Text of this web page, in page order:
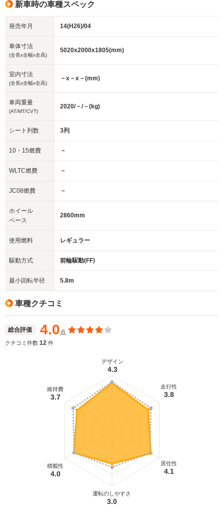
新車時の車種スペック
発売年月 14(H26)/04
車体寸法
(全長x全幅x全高)
5020x2000x1805(mm)
室内寸法
(全長x全幅x全高)
－x－x－(mm)
車両重量
(AT/MT/CVT)
2020/－/－(kg)
シート列数 3列
10・15燃費 －
WLTC燃費 －
JC08燃費 －
ホイール
ベース
2860mm
使用燃料 レギュラー
駆動方式 前輪駆動(FF)
最小回転半径 5.8m
車種クチコミ
総合評価 4.0点
クチコミ件数 12 件
デザイン
4.3
走行性
3.8
居住性
4.1
運転のしやすさ
3.0
積載性
4.0
維持費
3.7